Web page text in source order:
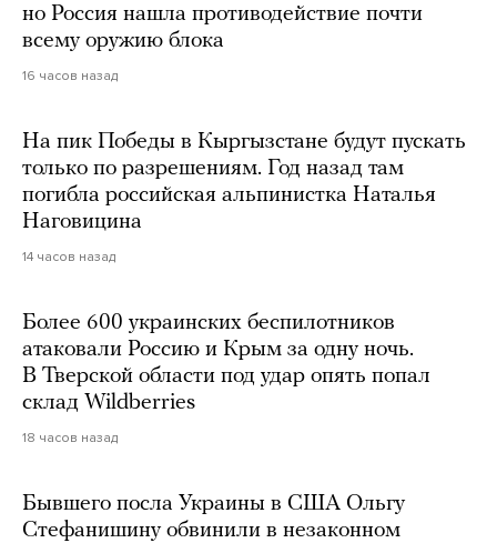
но Россия нашла противодействие почти
всему оружию блока
16 часов назад
На пик Победы в Кыргызстане будут пускать
только по разрешениям. Год назад там
погибла российская альпинистка Наталья
Наговицина
14 часов назад
Более 600 украинских беспилотников
атаковали Россию и Крым за одну ночь.
В Тверской области под удар опять попал
склад Wildberries
18 часов назад
Бывшего посла Украины в США Ольгу
Стефанишину обвинили в незаконном